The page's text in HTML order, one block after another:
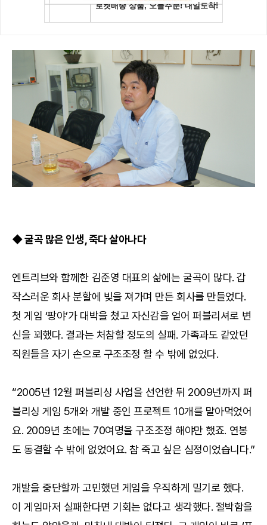
◆ 굴곡 많은 인생, 죽다 살아나다
엔트리브와 함께한 김준영 대표의 삶에는 굴곡이 많다. 갑
작스러운 회사 분할에 빚을 져가며 만든 회사를 만들었다.
첫 게임 ‘팡야’가 대박을 쳤고 자신감을 얻어 퍼블리셔로 변
신을 꾀했다. 결과는 처참할 정도의 실패. 가족과도 같았던
직원들을 자기 손으로 구조조정 할 수 밖에 없었다.
“2005년 12월 퍼블리싱 사업을 선언한 뒤 2009년까지 퍼
블리싱 게임 5개와 개발 중인 프로젝트 10개를 말아먹었어
요. 2009년 초에는 70여명을 구조조정 해야만 했죠. 연봉
도 동결할 수 밖에 없었어요. 참 죽고 싶은 심정이었습니다.”
개발을 중단할까 고민했던 게임을 우직하게 밀기로 했다.
이 게임마저 실패한다면 기회는 없다고 생각했다. 절박함을